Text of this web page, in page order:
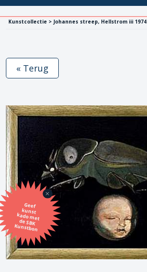
Kunstcollectie > Johannes streep, Hellstrom iii 1974
Geef
kunst
kado met
de SBK
Kunstbon
« Terug